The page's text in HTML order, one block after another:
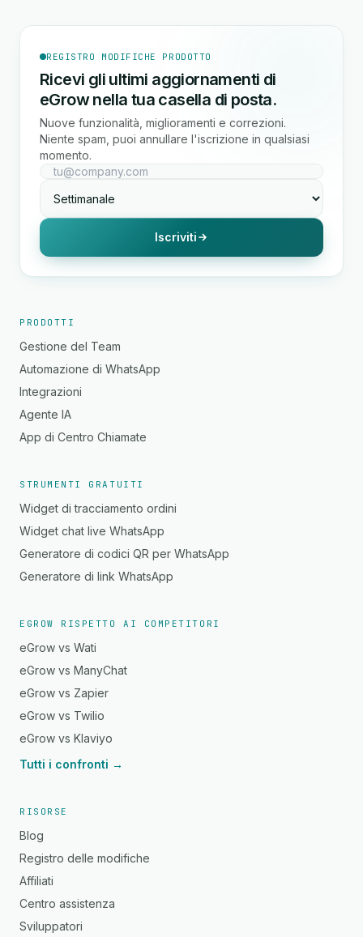
REGISTRO MODIFICHE PRODOTTO
Ricevi gli ultimi aggiornamenti di
eGrow nella tua casella di posta.
Nuove funzionalità, miglioramenti e correzioni.
Niente spam, puoi annullare l'iscrizione in qualsiasi
momento.
Iscriviti
PRODOTTI
Gestione del Team
Automazione di WhatsApp
Integrazioni
Agente IA
App di Centro Chiamate
STRUMENTI GRATUITI
Widget di tracciamento ordini
Widget chat live WhatsApp
Generatore di codici QR per WhatsApp
Generatore di link WhatsApp
EGROW RISPETTO AI COMPETITORI
eGrow vs Wati
eGrow vs ManyChat
eGrow vs Zapier
eGrow vs Twilio
eGrow vs Klaviyo
Tutti i confronti →
RISORSE
Blog
Registro delle modifiche
Affiliati
Centro assistenza
Sviluppatori